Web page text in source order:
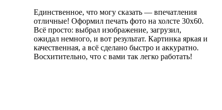
Единственное, что могу сказать — впечатления
отличные! Оформил печать фото на холсте 30х60.
Всё просто: выбрал изображение, загрузил,
ожидал немного, и вот результат. Картинка яркая и
качественная, а всё сделано быстро и аккуратно.
Восхитительно, что с вами так легко работать!